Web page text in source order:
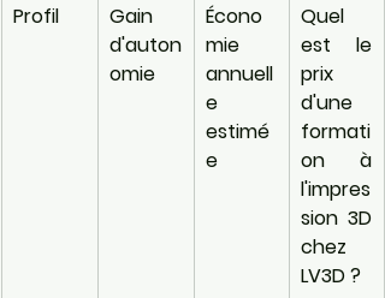
Profil
Gain
d'auton
omie
Écono
mie
annuell
e
estimé
e
Quel
est le
prix
d'une
formati
on à
l'impres
sion 3D
chez
LV3D ?